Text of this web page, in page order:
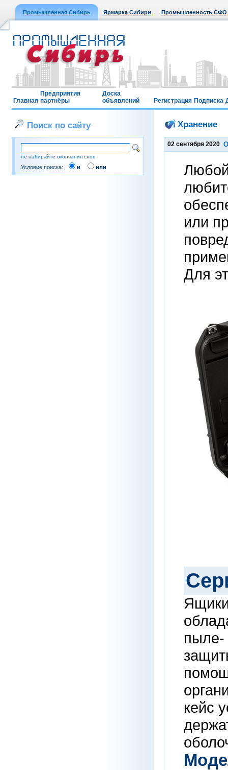
Промышленная Сибирь Ярмарка Сибири Промышленность СФО
Главная
Предприятия
партнёры
Доска
объявлений
Регистрация Подписка
Поиск по сайту
не набирайте окончания слов
Условие поиска: и или
Хранение
02 сентября 2020
или
Для
пыле-
кейс